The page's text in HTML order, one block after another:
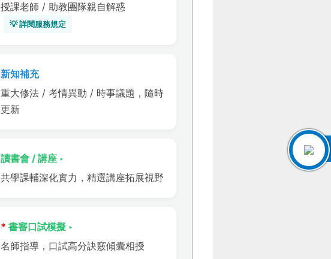
授課老師 / 助教團隊親自解惑
💡 詳閱服務規定
新知補充
重大修法 / 考情異動 / 時事議題，隨時
更新
讀書會 / 講座 ‣
共學課輔深化實力，精選講座拓展視野
* 書審口試模擬 ‣
名師指導，口試高分訣竅傾囊相授